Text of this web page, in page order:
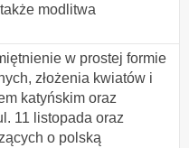
modlitwa
w prostej formie
złożenia kwiatów i
katyńskim oraz
11 listopada oraz
o polską